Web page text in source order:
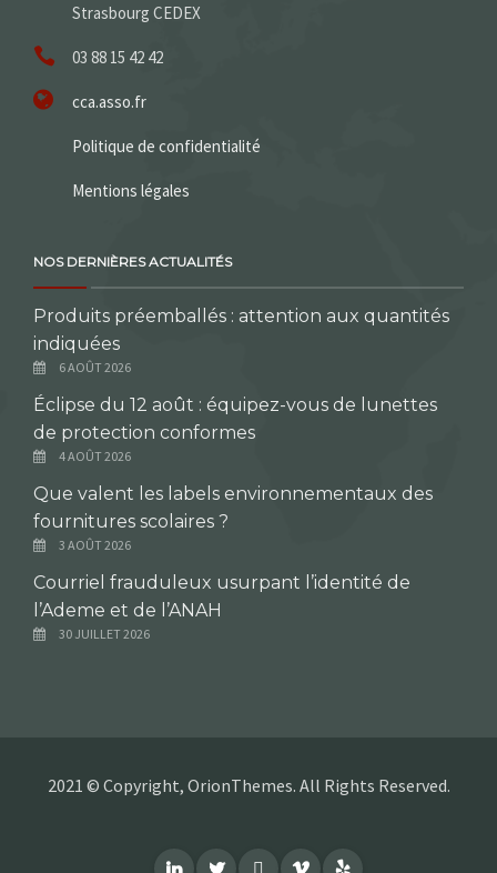
Strasbourg CEDEX
03 88 15 42 42
cca.asso.fr
Politique de confidentialité
Mentions légales
NOS DERNIÈRES ACTUALITÉS
Produits préemballés : attention aux quantités
indiquées
6 AOÛT 2026
Éclipse du 12 août : équipez-vous de lunettes
de protection conformes
4 AOÛT 2026
Que valent les labels environnementaux des
fournitures scolaires ?
3 AOÛT 2026
Courriel frauduleux usurpant l’identité de
l’Ademe et de l’ANAH
30 JUILLET 2026
2021 © Copyright, OrionThemes. All Rights Reserved.